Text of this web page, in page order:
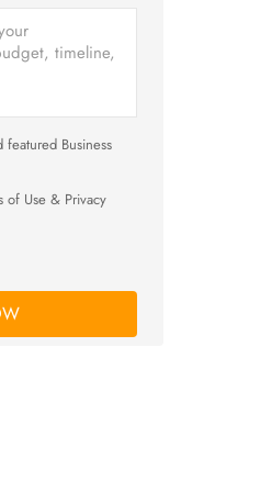
Business
of Use & Privacy